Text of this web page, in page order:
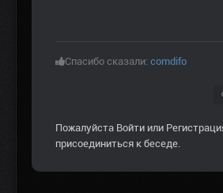
Спасибо сказали: comdifo
Пожалуйста Войти или
присоединиться к беседе.